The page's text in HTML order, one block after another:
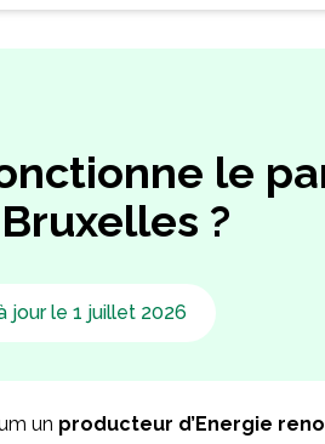
le
?
jour le 1 juillet 2026
un producteur d’Energie